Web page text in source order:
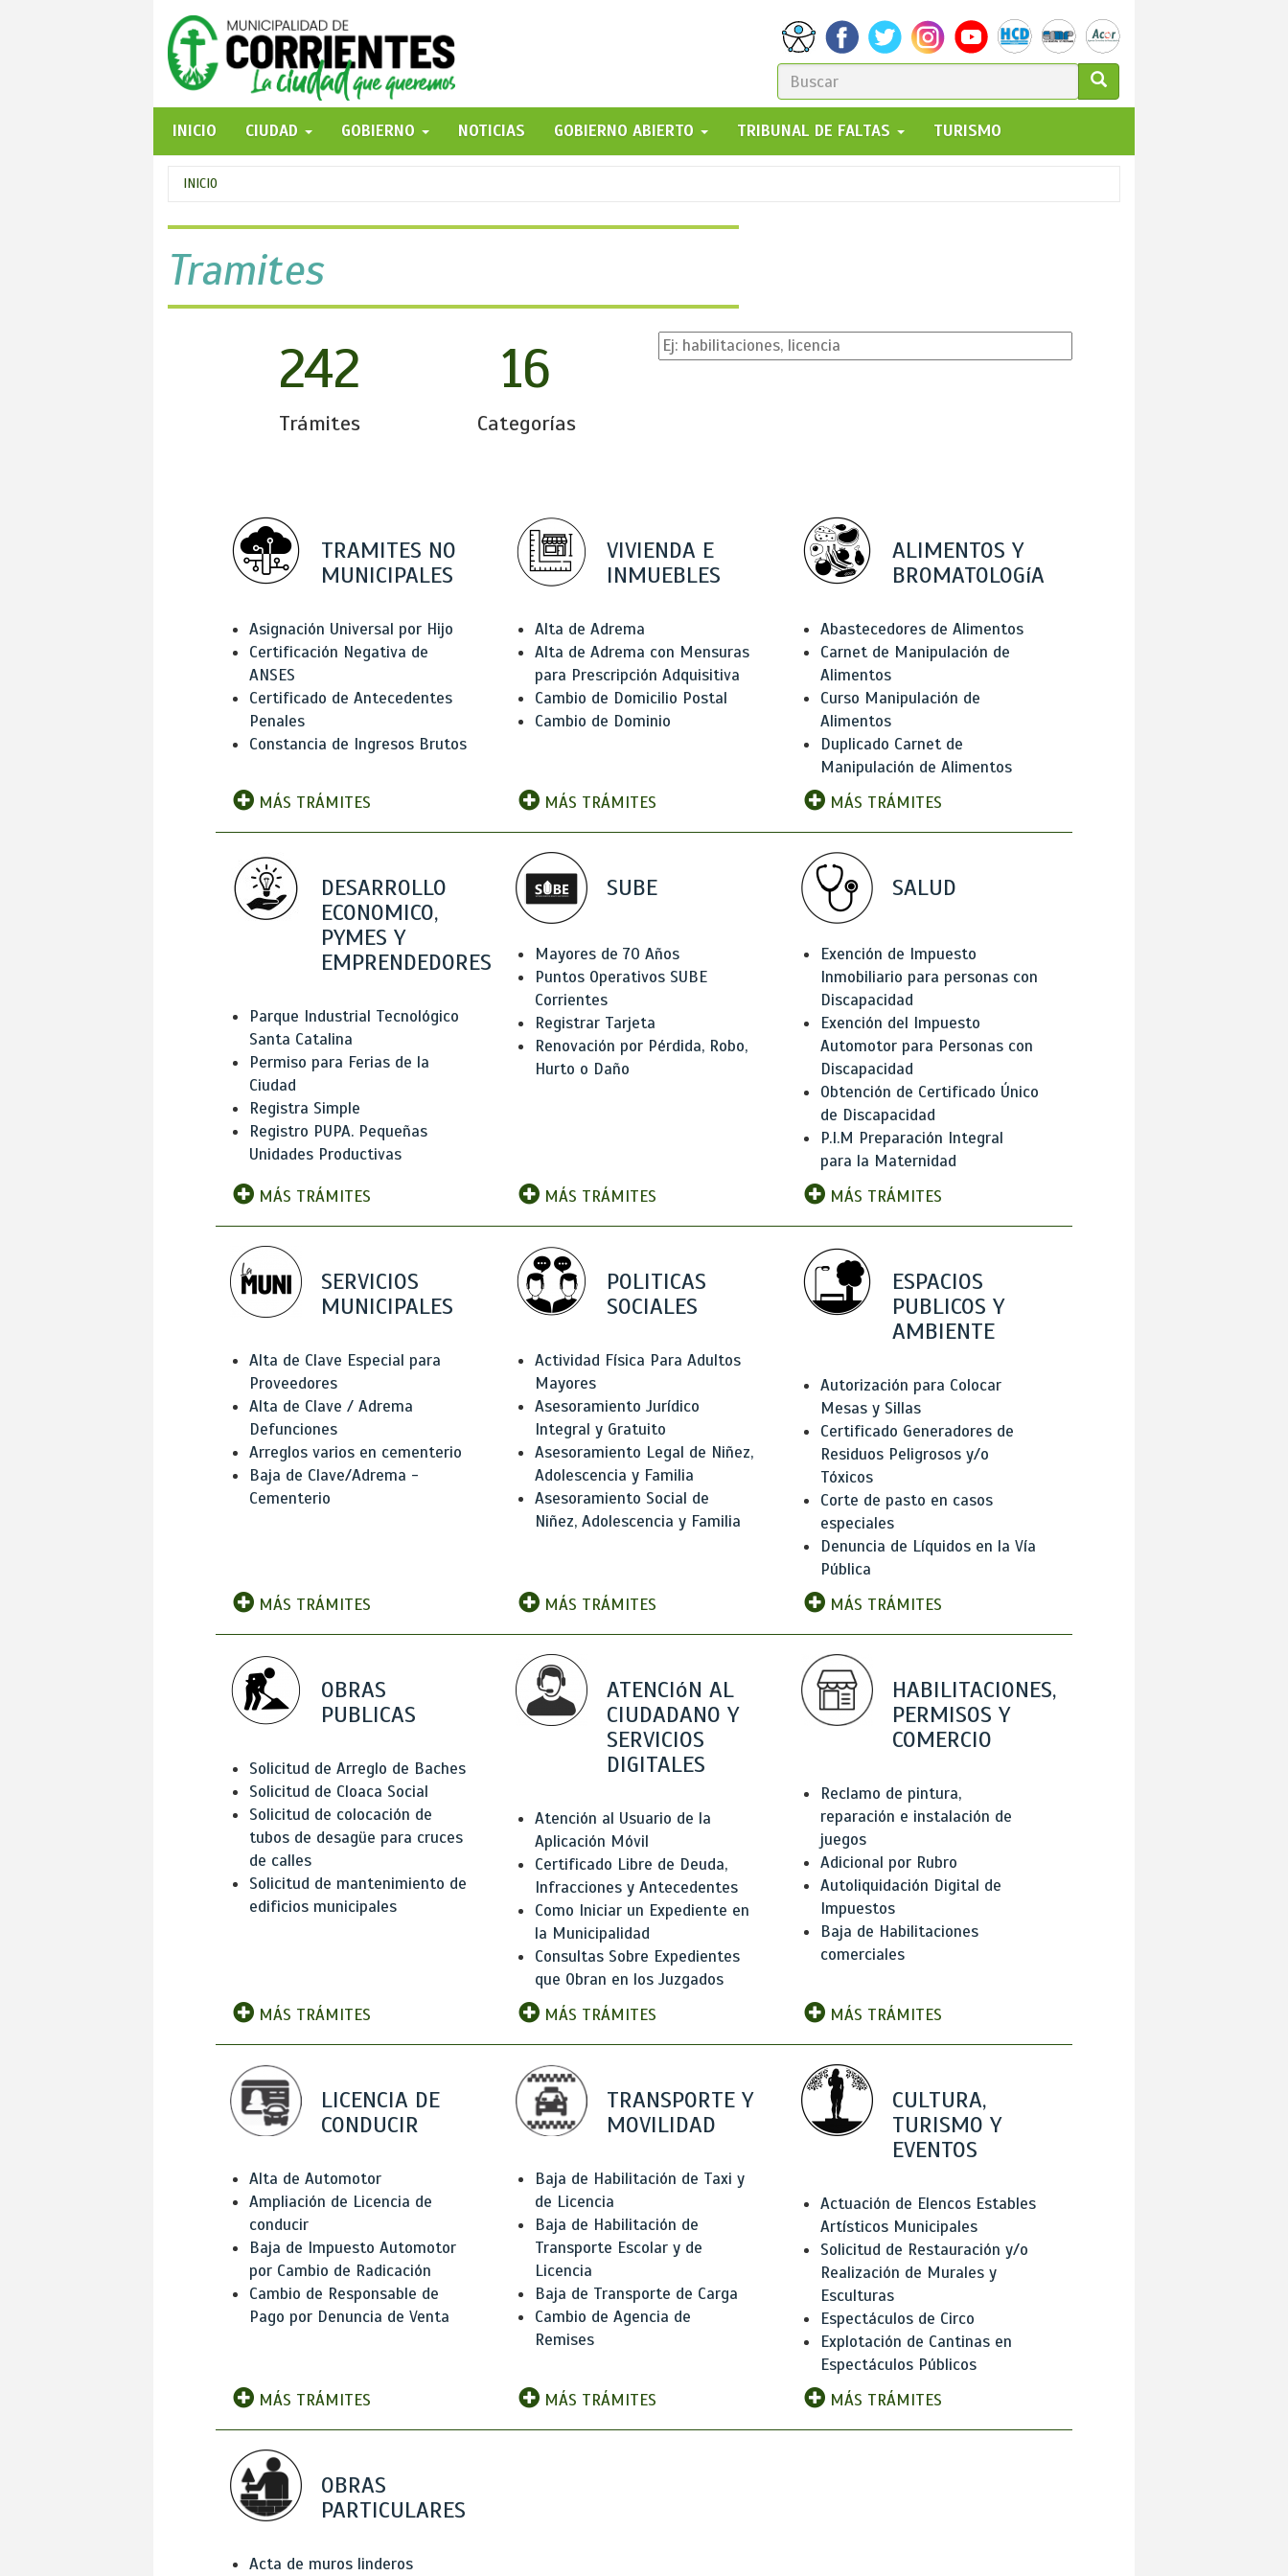
FORMULARIO
DE
BÚSQUEDA
GO!
INICIO
CIUDAD GOBIERNO NOTICIAS GOBIERNO ABIERTO TRIBUNAL DE FALTAS TURISMO
Se
encuentra
usted
aquí
INICIO
Tramites
242
Trámites
16
Categorías
TRAMITES NO
MUNICIPALES
Asignación Universal por Hijo
Certificación Negativa de
ANSES
Certificado de Antecedentes
Penales
Constancia de Ingresos Brutos
MÁS TRÁMITES
VIVIENDA E
INMUEBLES
Alta de Adrema
Alta de Adrema con Mensuras
para Prescripción Adquisitiva
Cambio de Domicilio Postal
Cambio de Dominio
MÁS TRÁMITES
ALIMENTOS Y
BROMATOLOGíA
Abastecedores de Alimentos
Carnet de Manipulación de
Alimentos
Curso Manipulación de
Alimentos
Duplicado Carnet de
Manipulación de Alimentos
MÁS TRÁMITES
DESARROLLO
ECONOMICO,
PYMES Y
EMPRENDEDORES
Parque Industrial Tecnológico
Santa Catalina
Permiso para Ferias de la
Ciudad
Registra Simple
Registro PUPA. Pequeñas
Unidades Productivas
MÁS TRÁMITES
SUBE
Mayores de 70 Años
Puntos Operativos SUBE
Corrientes
Registrar Tarjeta
Renovación por Pérdida, Robo,
Hurto o Daño
MÁS TRÁMITES
SALUD
Exención de Impuesto
Inmobiliario para personas con
Discapacidad
Exención del Impuesto
Automotor para Personas con
Discapacidad
Obtención de Certificado Único
de Discapacidad
P.I.M Preparación Integral
para la Maternidad
MÁS TRÁMITES
SERVICIOS
MUNICIPALES
Alta de Clave Especial para
Proveedores
Alta de Clave / Adrema
Defunciones
Arreglos varios en cementerio
Baja de Clave/Adrema -
Cementerio
MÁS TRÁMITES
POLITICAS
SOCIALES
Actividad Física Para Adultos
Mayores
Asesoramiento Jurídico
Integral y Gratuito
Asesoramiento Legal de Niñez,
Adolescencia y Familia
Asesoramiento Social de
Niñez, Adolescencia y Familia
MÁS TRÁMITES
ESPACIOS
PUBLICOS Y
AMBIENTE
Autorización para Colocar
Mesas y Sillas
Certificado Generadores de
Residuos Peligrosos y/o
Tóxicos
Corte de pasto en casos
especiales
Denuncia de Líquidos en la Vía
Pública
MÁS TRÁMITES
OBRAS
PUBLICAS
Solicitud de Arreglo de Baches
Solicitud de Cloaca Social
Solicitud de colocación de
tubos de desagüe para cruces
de calles
Solicitud de mantenimiento de
edificios municipales
MÁS TRÁMITES
ATENCIóN AL
CIUDADANO Y
SERVICIOS
DIGITALES
Atención al Usuario de la
Aplicación Móvil
Certificado Libre de Deuda,
Infracciones y Antecedentes
Como Iniciar un Expediente en
la Municipalidad
Consultas Sobre Expedientes
que Obran en los Juzgados
MÁS TRÁMITES
HABILITACIONES,
PERMISOS Y
COMERCIO
Reclamo de pintura,
reparación e instalación de
juegos
Adicional por Rubro
Autoliquidación Digital de
Impuestos
Baja de Habilitaciones
comerciales
MÁS TRÁMITES
LICENCIA DE
CONDUCIR
Alta de Automotor
Ampliación de Licencia de
conducir
Baja de Impuesto Automotor
por Cambio de Radicación
Cambio de Responsable de
Pago por Denuncia de Venta
MÁS TRÁMITES
TRANSPORTE Y
MOVILIDAD
Baja de Habilitación de Taxi y
de Licencia
Baja de Habilitación de
Transporte Escolar y de
Licencia
Baja de Transporte de Carga
Cambio de Agencia de
Remises
MÁS TRÁMITES
CULTURA,
TURISMO Y
EVENTOS
Actuación de Elencos Estables
Artísticos Municipales
Solicitud de Restauración y/o
Realización de Murales y
Esculturas
Espectáculos de Circo
Explotación de Cantinas en
Espectáculos Públicos
MÁS TRÁMITES
OBRAS
PARTICULARES
Acta de muros linderos